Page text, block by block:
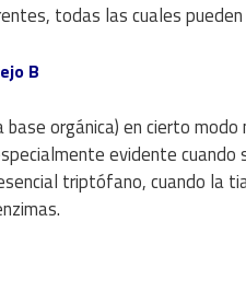
todas las cuales
B
orgánica) en cierto
evidente
triptófano, cuando la